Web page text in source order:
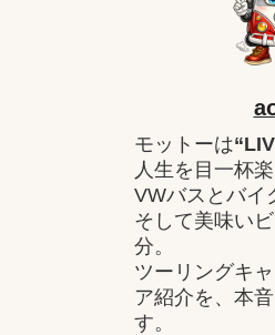
モットーは
人生を目一杯
VWバスとバイ
そして美味い
分。
ツーリングキ
ア紹介を、本
す。